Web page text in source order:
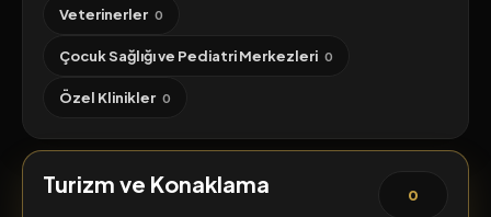
Veterinerler 0
Çocuk Sağlığı ve Pediatri Merkezleri 0
Özel Klinikler 0
Turizm ve Konaklama 0